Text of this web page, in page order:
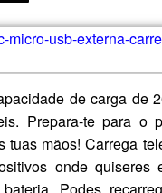
de carga de
Prepara-te para o
tuas mãos! Carrega
onde quiseres
Podes